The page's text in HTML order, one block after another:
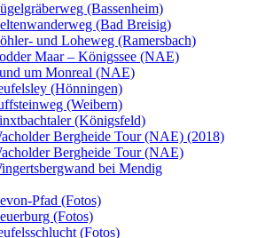
(Bassenheim)
(Bad Breisig)
und Loheweg (Ramersbach)
Maar – Königssee (NAE)
um Monreal (NAE)
(Hönningen)
(Weibern)
(Königsfeld)
Bergheide Tour (NAE) (2018)
Bergheide Tour (NAE)
bei Mendig
Pfad (Fotos)
(Fotos)
(Fotos)